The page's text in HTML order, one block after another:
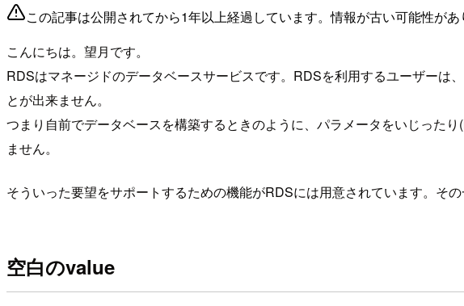
この記事は公開されてから1年以上経過しています。情報が古い可能性があ
こんにちは。望月です。
RDSはマネージドのデータベースサービスです。RDSを利用するユーザーは
とが出来ません。
つまり自前でデータベースを構築するときのように、パラメータをいじった
ません。
そういった要望をサポートするための機能がRDSには用意されています。そ
空白のvalue